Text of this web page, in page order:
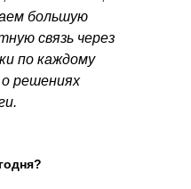
большую
связь через
по каждому
решениях